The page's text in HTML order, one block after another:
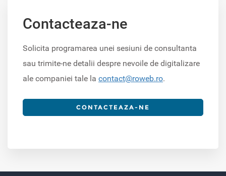
Contacteaza-ne
Solicita programarea unei sesiuni de consultanta
sau trimite-ne detalii despre nevoile de digitalizare
ale companiei tale la contact@roweb.ro.
CONTACTEAZA-NE